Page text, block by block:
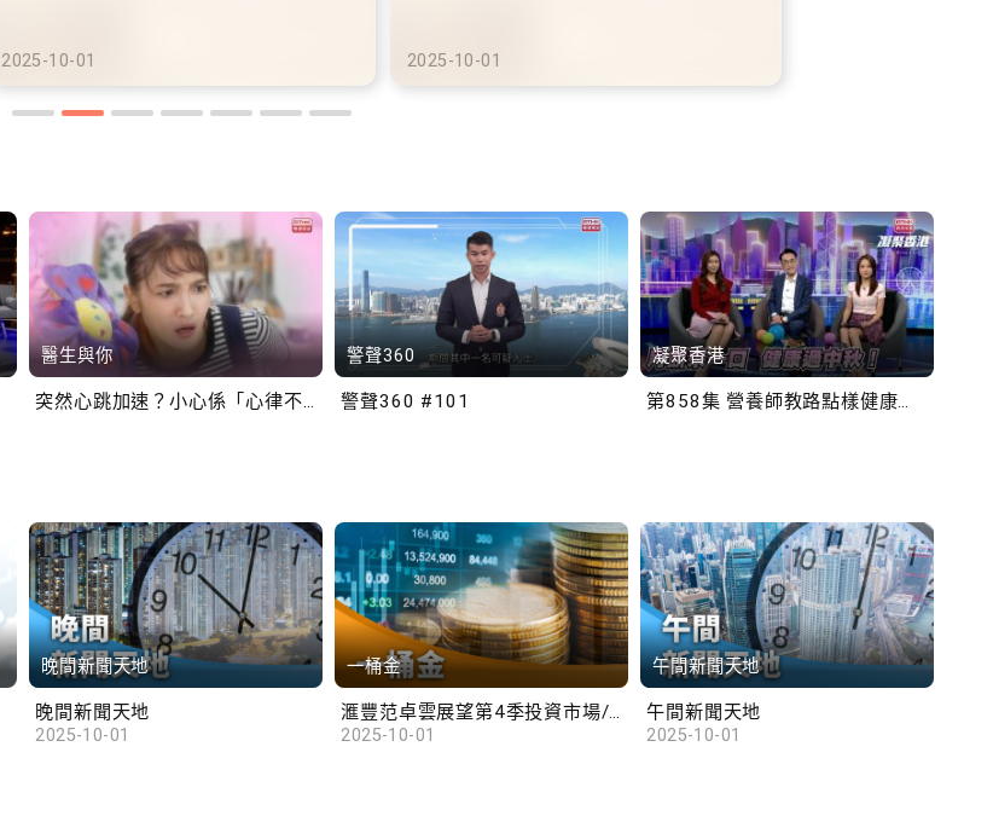
車充電站
2025-10-02
車充電站
2025-10-02
醫生與你 警聲360
警聲360 #101
凝聚香港
晚間新聞天地
晚間新聞天地
2025-10-01
一桶金
2025-10-01
午間新聞天地
午間新聞天地
2025-10-01